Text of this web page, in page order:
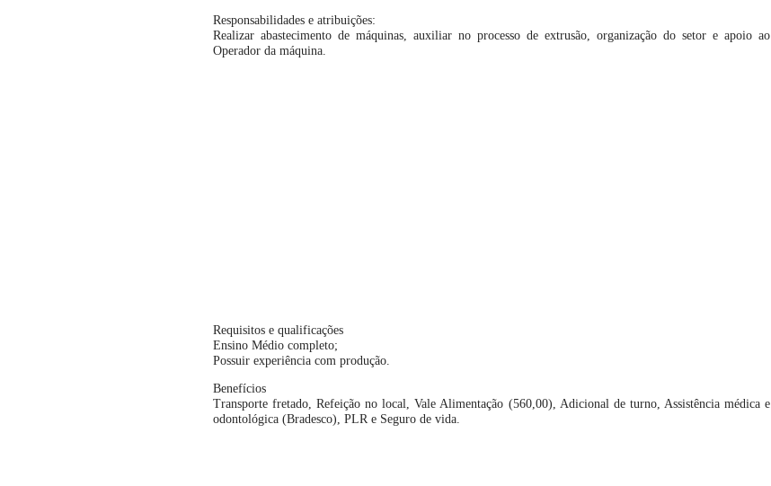
Responsabilidades e atribuições:
Realizar abastecimento de máquinas, auxiliar no processo de extrusão, organização do setor e apoio ao
Operador da máquina.
Requisitos e qualificações
Ensino Médio completo;
Possuir experiência com produção.
Benefícios
Transporte fretado, Refeição no local, Vale Alimentação (560,00), Adicional de turno, Assistência médica e
odontológica (Bradesco), PLR e Seguro de vida.